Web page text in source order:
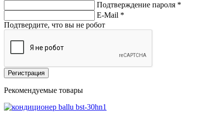
Подтверждение пароля *
E-Mail *
Подтвердите, что вы не робот
Регистрация
Рекомендуемые товары